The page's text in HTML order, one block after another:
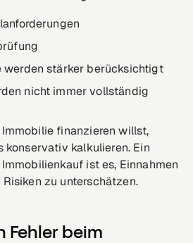
werden stärker berücksichtigt
nicht immer vollständig
finanzieren willst,
konservativ kalkulieren. Ein
ist es, Einnahmen
zu unterschätzen.
Fehler beim